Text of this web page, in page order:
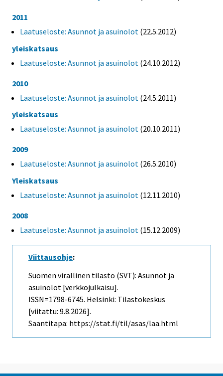
2011
Laatuseloste: Asunnot ja asuinolot (22.5.2012)
yleiskatsaus
Laatuseloste: Asunnot ja asuinolot (24.10.2012)
2010
Laatuseloste: Asunnot ja asuinolot (24.5.2011)
yleiskatsaus
Laatuseloste: Asunnot ja asuinolot (20.10.2011)
2009
Laatuseloste: Asunnot ja asuinolot (26.5.2010)
Yleiskatsaus
Laatuseloste: Asunnot ja asuinolot (12.11.2010)
2008
Laatuseloste: Asunnot ja asuinolot (15.12.2009)
Viittausohje:
Suomen virallinen tilasto (SVT): Asunnot ja
asuinolot [verkkojulkaisu].
ISSN=1798-6745. Helsinki: Tilastokeskus
[viitattu: 9.8.2026].
Saantitapa: https://stat.fi/til/asas/laa.html